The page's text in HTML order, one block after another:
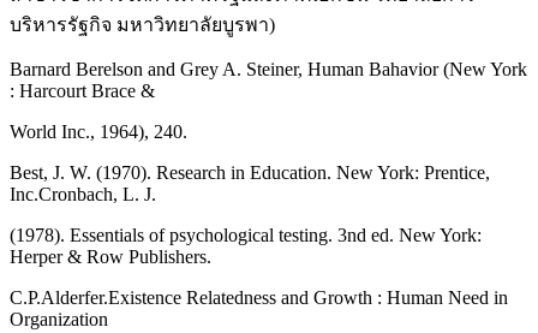
บริหารรัฐกิจ มหาวิทยาลัยบูรพา)
Barnard Berelson and Grey A. Steiner, Human Bahavior (New York
: Harcourt Brace &
World Inc., 1964), 240.
Best, J. W. (1970). Research in Education. New York: Prentice,
Inc.Cronbach, L. J.
(1978). Essentials of psychological testing. 3nd ed. New York:
Herper & Row Publishers.
C.P.Alderfer.Existence Relatedness and Growth : Human Need in
Organization